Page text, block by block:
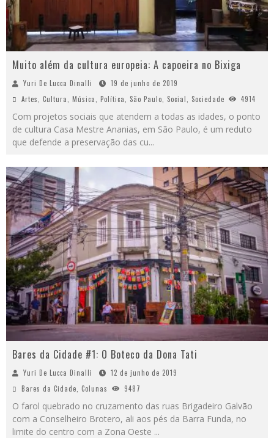
Muito além da cultura europeia: A capoeira no Bixiga
Yuri De Lucca Dinalli
19 de junho de 2019
Artes
Cultura Música Política São Paulo Social Sociedade 4914
Com projetos sociais que atendem a todas as idades, o ponto
de cultura Casa Mestre Ananias, em São Paulo, é um reduto
que defende a preservação das cu...
Bares da Cidade #1: O Boteco da Dona Tati
Yuri De Lucca Dinalli
12 de junho de 2019
Bares da Cidade Colunas 9487
O farol quebrado no cruzamento das ruas Brigadeiro Galvão
com a Conselheiro Brotero, ali aos pés da Barra Funda, no
limite do centro com a Zona Oeste ...